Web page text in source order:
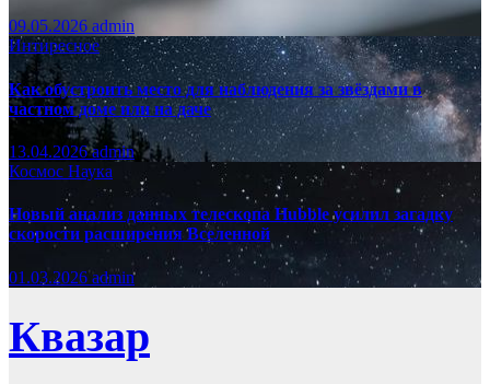
09.05.2026 admin
Интиресное
Как обустроить место для наблюдения за звёздами в
частном доме или на даче
13.04.2026admin
Космос Наука
Новый анализ данных телескопа Hubble усилил загадку
скорости расширения Вселенной
01.03.2026admin
Квазар